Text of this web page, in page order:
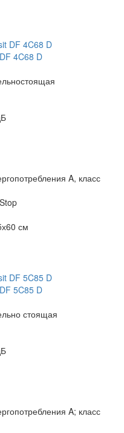
4C68 D
A, класс
см
5C85 D
стоящая
A; класс